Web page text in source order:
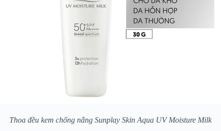
Thoa đều kem chống nắng Sunplay Skin Aqua UV Moisture Milk